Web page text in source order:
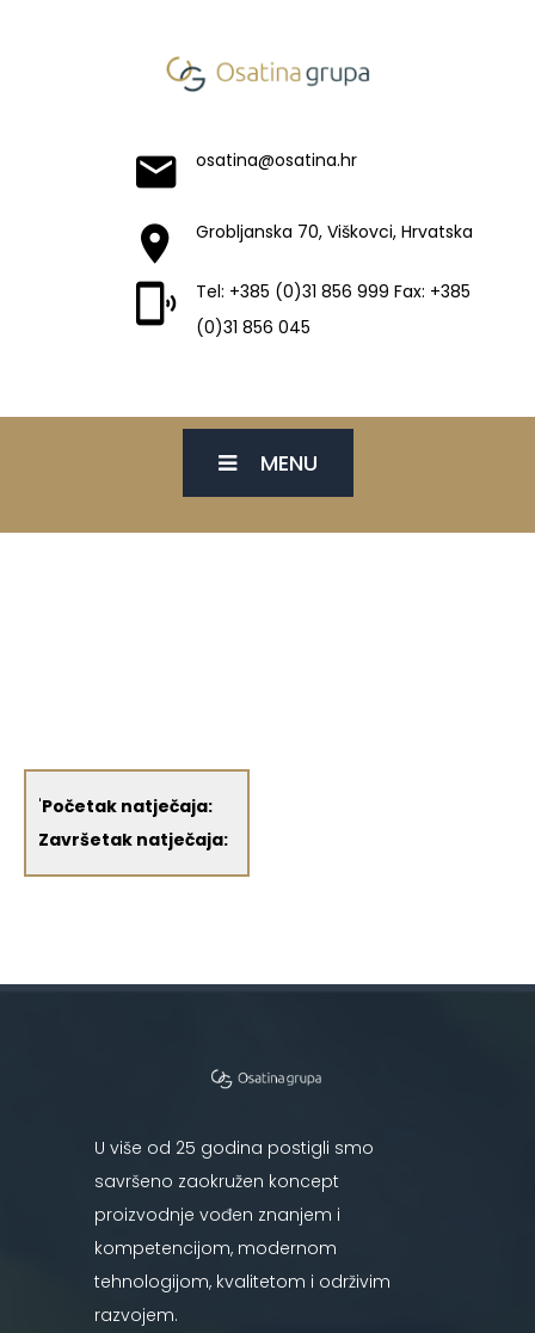
osatina@osatina.hr
Grobljanska 70, Viškovci, Hrvatska
Tel: +385 (0)31 856 999 Fax: +385
(0)31 856 045
MENU
'Početak natječaja:
Završetak natječaja:
U više od 25 godina postigli smo
savršeno zaokružen koncept
proizvodnje vođen znanjem i
kompetencijom, modernom
tehnologijom, kvalitetom i održivim
razvojem.